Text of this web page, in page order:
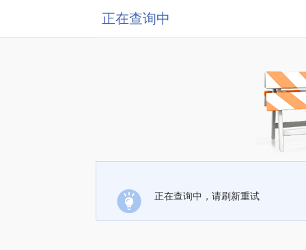
正在查询中
正在查询中，请刷新重试